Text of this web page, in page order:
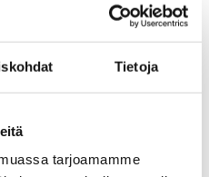
Tietoja
tarjoamamme
sivun lataamisessa